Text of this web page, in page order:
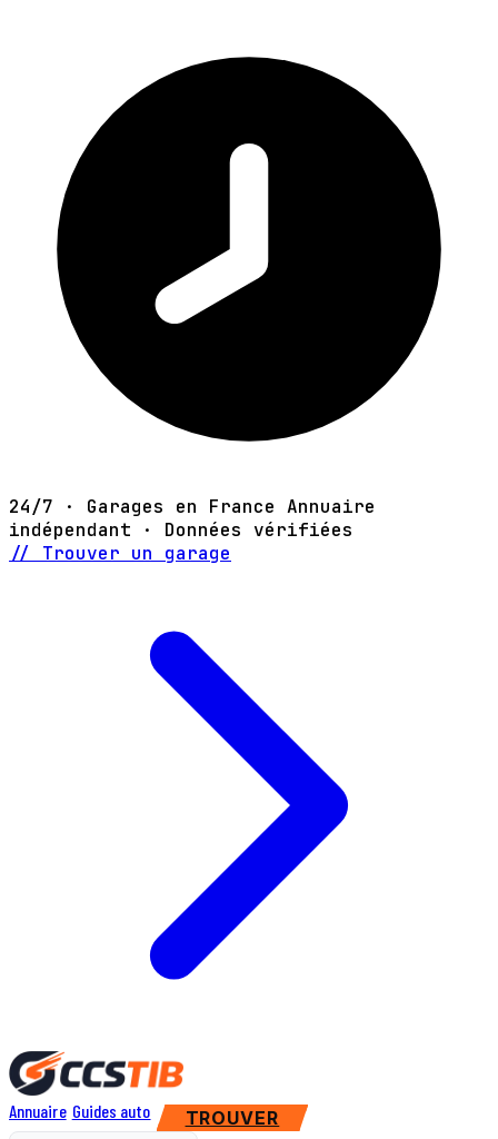
24/7 · Garages en France Annuaire
indépendant · Données vérifiées
// Trouver un garage
Annuaire Guides auto TROUVER